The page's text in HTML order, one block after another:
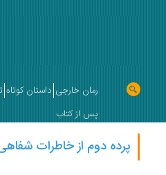
رمان خارجی داستان کوتاه
پس از کتاب
پرده دوم از خاطرات